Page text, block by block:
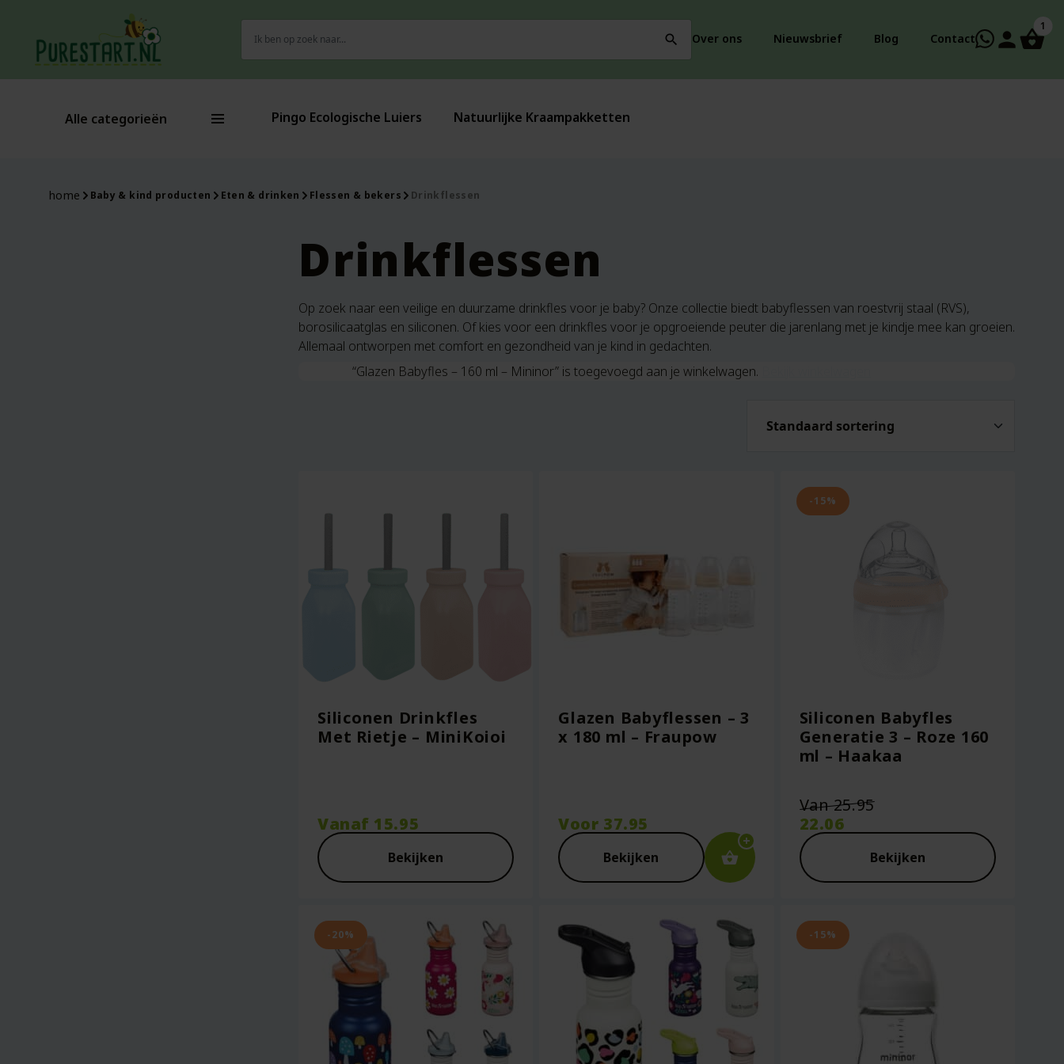
naar:
search Over ons Nieuwsbrief Blog Contact person
1
Alle categorieën Pingo Ecologische Luiers Natuurlijke Kraampakketten
home Baby & kind producten Eten & drinken Flessen & bekers Drinkflessen
Drinkflessen
Op zoek naar een veilige en duurzame drinkfles voor je baby? Onze collectie biedt babyflessen van roestvrij staal (RVS),
borosilicaatglas en siliconen. Of kies voor een drinkfles voor je opgroeiende peuter die jarenlang met je kindje mee kan groeien.
Allemaal ontworpen met comfort en gezondheid van je kind in gedachten.
“Glazen Babyfles – 160 ml – Mininor” is toegevoegd aan je winkelwagen.
Siliconen Drinkfles
Met Rietje – MiniKoioi
Vanaf 15.95
Bekijken
Glazen Babyflessen – 3
x 180 ml – Fraupow
Voor 37.95
Bekijken
-15%
Siliconen Babyfles
Generatie 3 – Roze 160
ml – Haakaa
Van25.95Oorspronkelijke
was:
€25.95.
22.06
Huidige
prijs
is:
€22.06.
Bekijken
-20% -15%